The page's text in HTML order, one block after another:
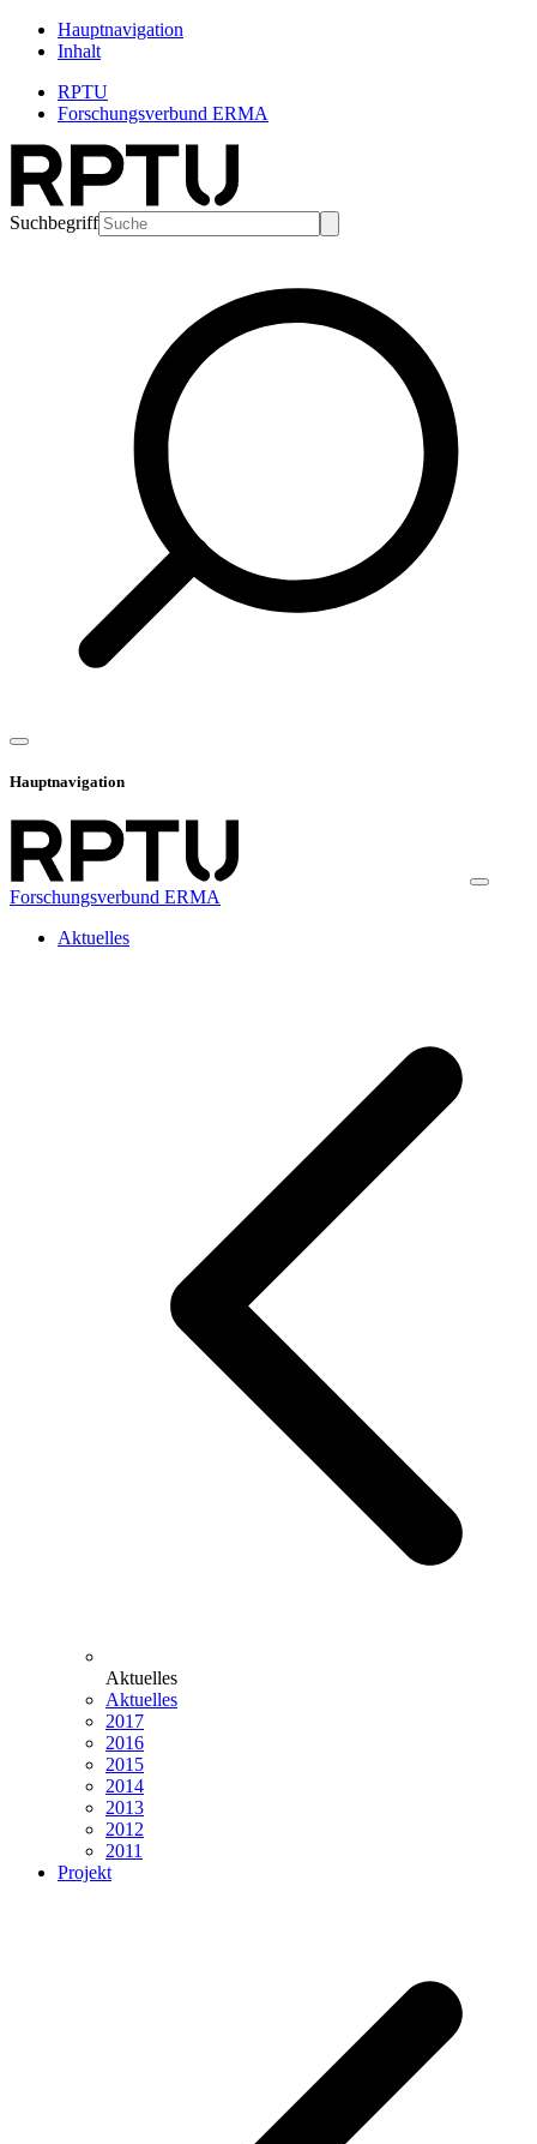
Hauptnavigation
Inhalt
RPTU
Forschungsverbund ERMA
Suchbegriff
Hauptnavigation
Forschungsverbund ERMA
Aktuelles
Aktuelles
Aktuelles
2017
2016
2015
2014
2013
2012
2011
Projekt